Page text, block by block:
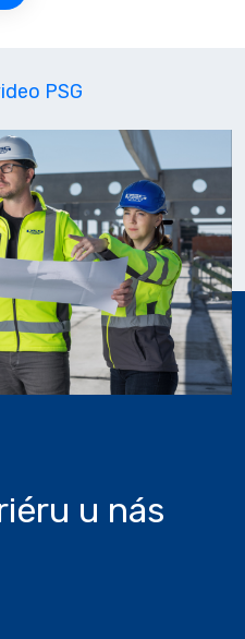
PSG
u nás